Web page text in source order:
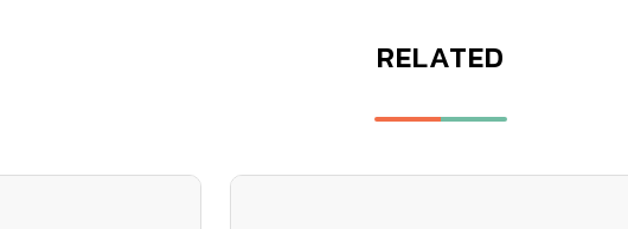
RELATED